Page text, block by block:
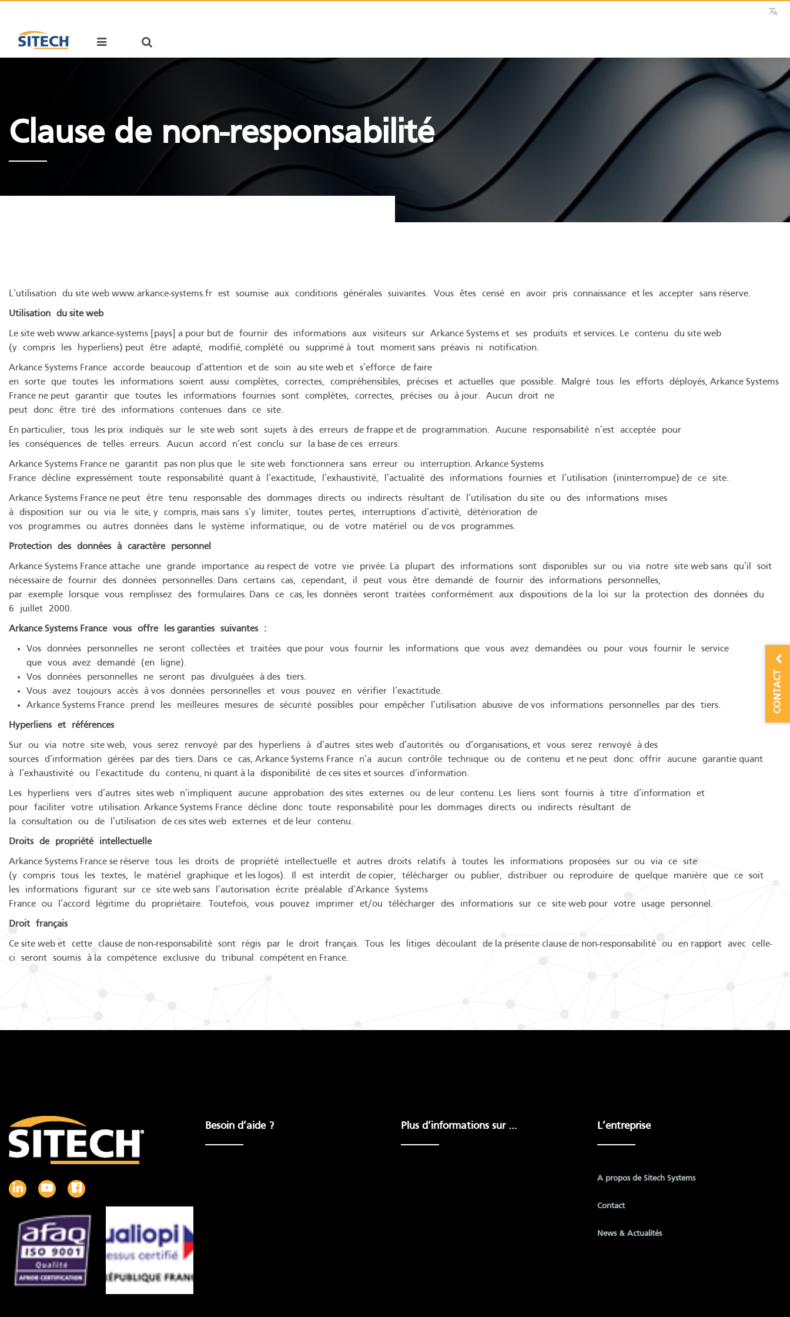
CONTACT
Clause de non-responsabilité
L’utilisation du site web www.arkance-systems.fr est soumise aux conditions générales suivantes. Vous êtes censé en avoir pris connaissance et les accepter sans réserve.
Utilisation du site web
Le site web www.arkance-systems [pays] a pour but de fournir des informations aux visiteurs sur Arkance Systems et ses produits et services. Le contenu du site web
(y compris les hyperliens) peut être adapté, modifié, complété ou supprimé à tout moment sans préavis ni notification.
Arkance Systems France accorde beaucoup d’attention et de soin au site web et s’efforce de faire
en sorte que toutes les informations soient aussi complètes, correctes, compréhensibles, précises et actuelles que possible. Malgré tous les efforts déployés, Arkance Systems
France ne peut garantir que toutes les informations fournies sont complètes, correctes, précises ou à jour. Aucun droit ne
peut donc être tiré des informations contenues dans ce site.
En particulier, tous les prix indiqués sur le site web sont sujets à des erreurs de frappe et de programmation. Aucune responsabilité n’est acceptée pour
les conséquences de telles erreurs. Aucun accord n’est conclu sur la base de ces erreurs.
Arkance Systems France ne garantit pas non plus que le site web fonctionnera sans erreur ou interruption. Arkance Systems
France décline expressément toute responsabilité quant à l’exactitude, l’exhaustivité, l’actualité des informations fournies et l’utilisation (ininterrompue) de ce site.
Arkance Systems France ne peut être tenu responsable des dommages directs ou indirects résultant de l’utilisation du site ou des informations mises
à disposition sur ou via le site, y compris, mais sans s’y limiter, toutes pertes, interruptions d’activité, détérioration de
vos programmes ou autres données dans le système informatique, ou de votre matériel ou de vos programmes.
Protection des donnéesà caractère personnel
Arkance Systems France attache une grande importance au respect de votre vie privée. La plupart des informations sont disponibles sur ou via notre site web sans qu’il soit
nécessaire de fournir des données personnelles. Dans certains cas, cependant, il peut vous être demandé de fournir des informations personnelles,
par exemple lorsque vous remplissez des formulaires. Dans ce cas, les données seront traitées conformément aux dispositions de la loi sur la protection des données du
6 juillet 2000.
Arkance Systems France vous offreles garanties suivantes:
Vos données personnelles ne seront collectées et traitées que pour vous fournir les informations que vous avez demandées ou pour vous fournir le service
que vous avez demandé (en ligne).
Vos données personnelles ne seront pas divulguées à des tiers.
Vous avez toujours accès à vos données personnelles et vous pouvez en vérifier l’exactitude.
Arkance Systems France prend les meilleures mesures de sécurité possibles pour empêcher l’utilisation abusive de vos informations personnelles par des tiers.
Hyperlienset références
Sur ou via notre site web, vous serez renvoyé par des hyperliens à d’autres sites web d’autorités ou d’organisations, et vous serez renvoyé à des
sources d’information gérées par des tiers. Dans ce cas, Arkance Systems France n’a aucun contrôle technique ou de contenu et ne peut donc offrir aucune garantie quant
à l’exhaustivité ou l’exactitude du contenu, ni quant à la disponibilité de ces sites et sources d’information.
Les hyperliens vers d’autres sites web n’impliquent aucune approbation des sites externes ou de leur contenu. Les liens sont fournis à titre d’information et
pour faciliter votre utilisation. Arkance Systems France décline donc toute responsabilité pour les dommages directs ou indirects résultant de
la consultation ou de l’utilisation de ces sites web externes et de leur contenu.
Droitsde propriété intellectuelle
Arkance Systems France se réserve tous les droits de propriété intellectuelle et autres droits relatifs à toutes les informations proposées sur ou via ce site
(y compris tous les textes, le matériel graphique et les logos). Il est interdit de copier, télécharger ou publier, distribuer ou reproduire de quelque manière que ce soit
les informations figurant sur ce site web sans l’autorisation écrite préalable d’Arkance Systems
France ou l’accord légitime du propriétaire. Toutefois, vous pouvez imprimer et/ou télécharger des informations sur ce site web pour votre usage personnel.
Droit français
Ce site web et cette clause de non-responsabilité sont régis par le droit français. Tous les litiges découlant de la présente clause de non-responsabilité ou en rapport avec celle-
ci seront soumis à la compétence exclusive du tribunal compétent en France.
Besoin d’aide ? Plus d’informations sur … L’entreprise
A propos de Sitech Systems
Contact
News & Actualités